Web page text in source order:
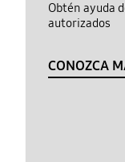
Obtén ayuda
autorizados
CONOZCA